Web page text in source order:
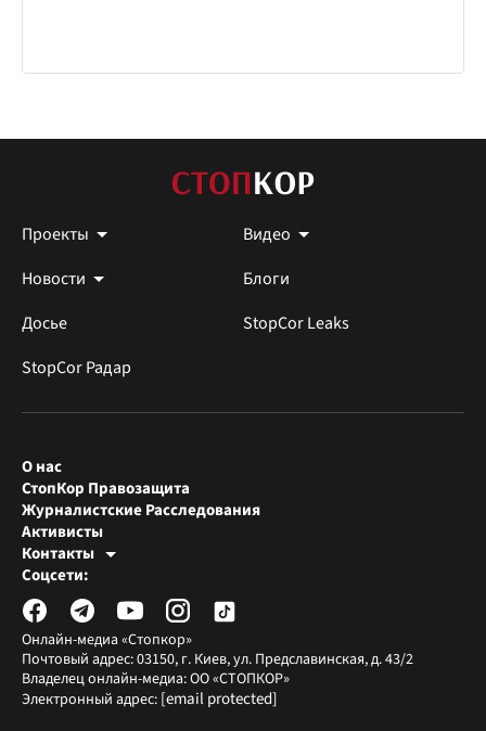
Проекты
Видео
Новости
Блоги
Досье
StopCor Leaks
StopCor Радар
Онлайн-медиа «Стопкор»
Почтовый адрес: 03150, г. Киев, ул. Предславинская, д. 43/2
Владелец онлайн-медиа: ОО «СТОПКОР»
Электронный адрес: [email protected]
О нас
СтопКор Правозащита
Журналистские Расследования
Активисты
Контакты
Редакция СтопКора
Журналисты-расследователи
Соцсети: